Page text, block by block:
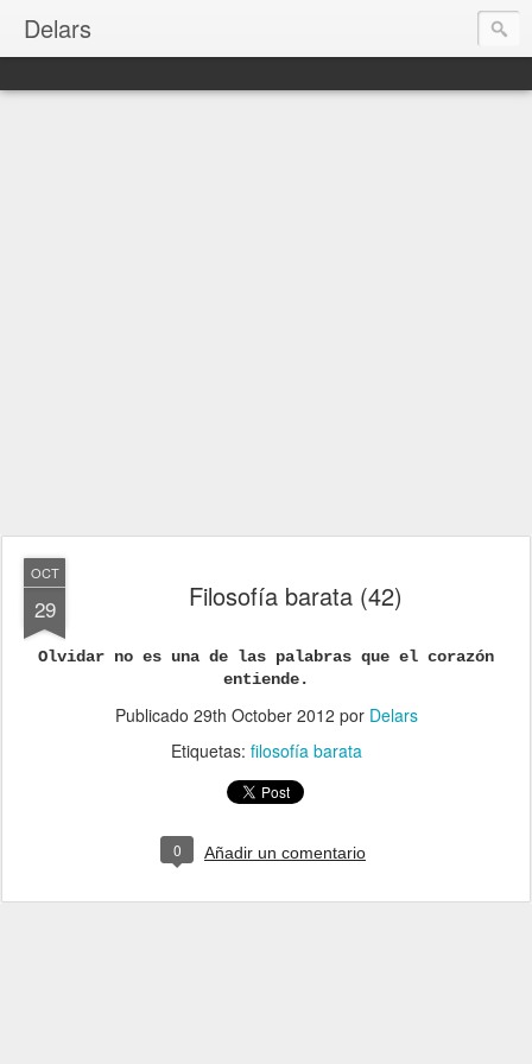
Delars
OCT
29 Filosofía barata (42)
Olvidar no es una de las palabras que el corazón
entiende.
Publicado 29th October 2012 por Delars
Etiquetas: filosofía barata
0 Añadir un comentario